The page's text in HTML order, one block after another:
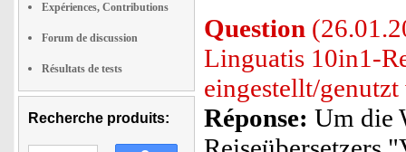
Expériences, Contributions
Forum de discussion
Résultats de tests
Recherche produits:
Question
Linguatis 10in1-
eingestellt/genutzt
Réponse: Um die